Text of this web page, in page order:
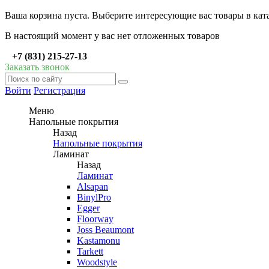
Ваша корзина пуста. Выберите интересующие вас товары в
В настоящий момент у вас нет отложенных товаров
+7 (831) 215-27-13
Заказать звонок
Войти Регистрация
Меню
Напольные покрытия
Назад
Напольные покрытия
Ламинат
Назад
Ламинат
Alsapan
BinylPro
Egger
Floorway
Joss Beaumont
Kastamonu
Tarkett
Woodstyle